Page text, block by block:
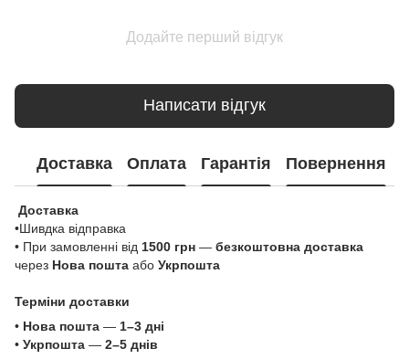
Додайте перший відгук
Написати відгук
Доставка Оплата Гарантія Повернення
Доставка
•Шивдка відправка
• При замовленні від 1500 грн — безкоштовна доставка
через Нова пошта або Укрпошта
Терміни доставки
• Нова пошта — 1–3 дні
• Укрпошта — 2–5 днів